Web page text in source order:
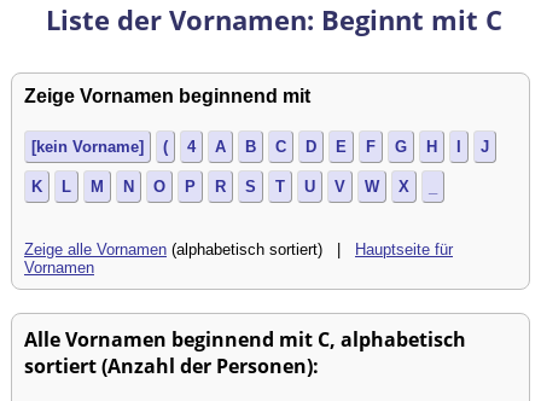
Liste der Vornamen: Beginnt mit C
Zeige Vornamen beginnend mit
[kein Vorname] ( 4 A B C D E F G H I J
K L M N O P R S T U V W X
Zeige alle Vornamen (alphabetisch sortiert) |
Hauptseite für
Vornamen
Alle Vornamen beginnend mit C, alphabetisch
sortiert (Anzahl der Personen):